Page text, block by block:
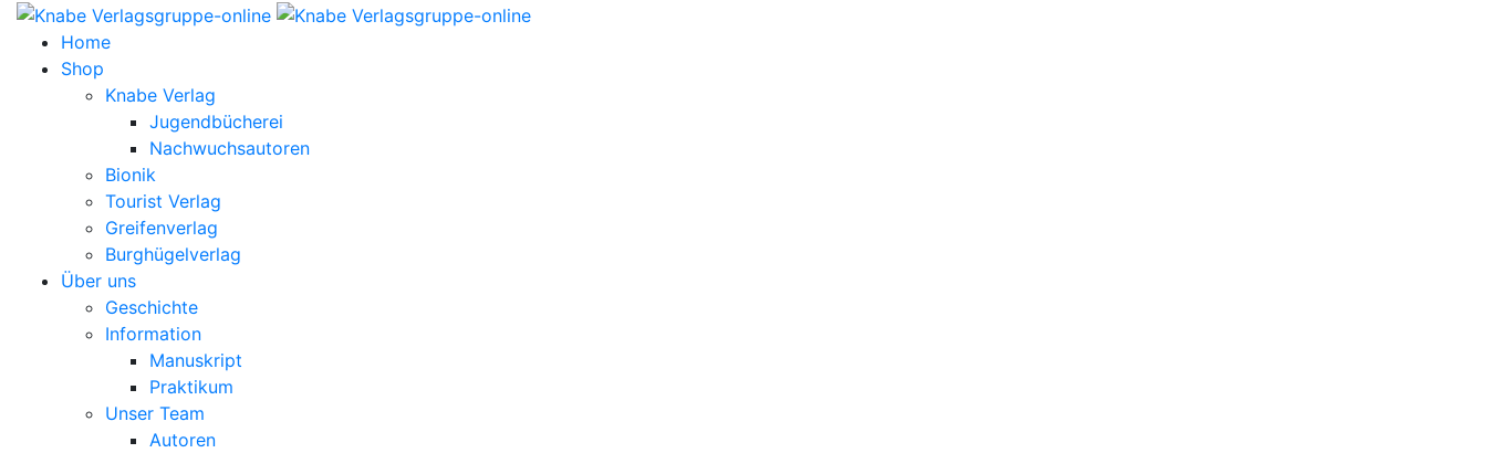
Home
Shop
Knabe Verlag
Jugendbücherei
Nachwuchsautoren
Bionik
Tourist Verlag
Greifenverlag
Burghügelverlag
Über uns
Geschichte
Information
Manuskript
Praktikum
Unser Team
Autoren